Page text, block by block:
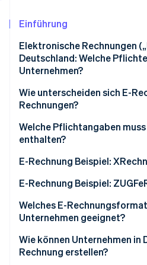
Atlas
Start-up-Gründung
Climate
CO₂-Entnahme
Online-Identitätsprüfung
Stripe-
Erfahren Sie,
Jetzt ansehen
Stripe App-
Einführung
Elektronische Rechnungen
Deutschland: Welche
Unternehmen?
Wie unterscheiden sich E-
Rechnungen?
XRechnung
Welche Pflichtangaben
enthalten?
BT-Nummern für
E-Rechnung Beispiel:
E-Rechnung Beispiel:
Welches E-
Unternehmen geeignet?
Wie können Unternehmen in
Rechnung erstellen?